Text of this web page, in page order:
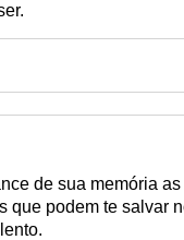
de sua memória
que podem te salvar